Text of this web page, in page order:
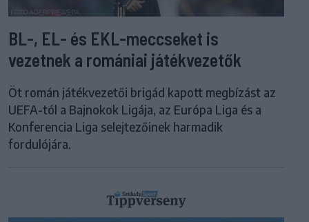
BL-, EL- és EKL-meccseket is
vezetnek a romániai játékvezetők
Öt román játékvezetői brigád kapott megbízást az
UEFA-tól a Bajnokok Ligája, az Európa Liga és a
Konferencia Liga selejtezőinek harmadik
fordulójára.